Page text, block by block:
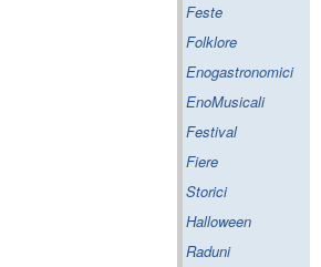
Feste
Folklore
Enogastronomici
EnoMusicali
Festival
Fiere
Storici
Halloween
Raduni